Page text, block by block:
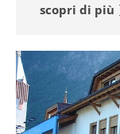
scopri di più